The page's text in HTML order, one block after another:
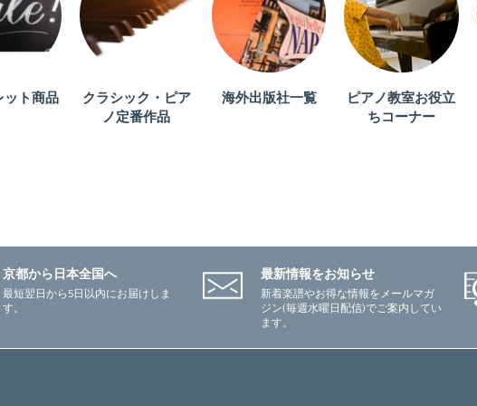
ット商品
クラシック・ピア
ノ定番作品
海外出版社一覧
ピアノ教室お役立
ちコーナー
京都から日本全国へ
最短翌日から5日以内にお届けしま
す。
最新情報をお知らせ
新着楽譜やお得な情報をメールマガ
ジン(毎週水曜日配信)でご案内してい
ます。